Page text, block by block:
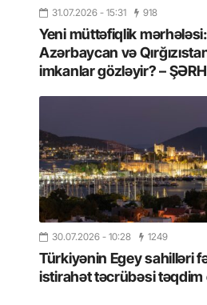
31.07.2026 - 15:31 918
Yeni müttəfiqlik mərhələsi:
Azərbaycan və
imkanlar gözləyir? – ŞƏRH
30.07.2026 - 10:28 1249
Türkiyənin Egey sahilləri
istirahət təcrübəsi təqdim